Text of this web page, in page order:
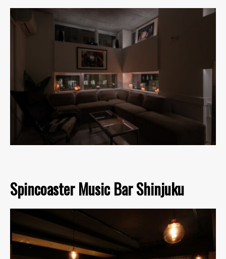
Spincoaster Music Bar Shinjuku